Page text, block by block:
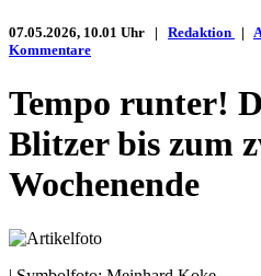
07.05.2026, 10.01 Uhr | Redaktion |
Kommentare
Tempo runter!
Blitzer bis zum
Wochenende